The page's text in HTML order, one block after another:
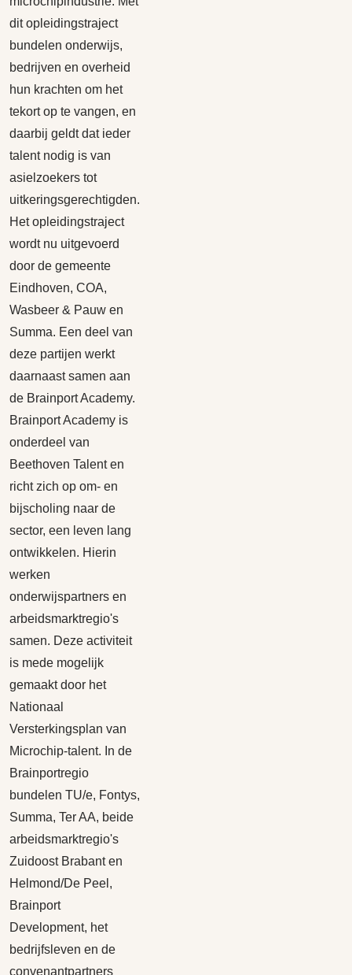
dit opleidingstraject
bundelen onderwijs,
bedrijven en overheid
hun krachten om het
tekort op te vangen, en
daarbij geldt dat ieder
talent nodig is van
asielzoekers tot
uitkeringsgerechtigden.
Het opleidingstraject
wordt nu uitgevoerd
door de gemeente
Eindhoven, COA,
Wasbeer & Pauw en
Summa. Een deel van
deze partijen werkt
daarnaast samen aan
de Brainport Academy.
Brainport Academy is
onderdeel van
Beethoven Talent en
richt zich op om- en
bijscholing naar de
sector, een leven lang
ontwikkelen. Hierin
werken
onderwijspartners en
arbeidsmarktregio's
samen. Deze activiteit
is mede mogelijk
gemaakt door het
Nationaal
Versterkingsplan van
Microchip-talent. In de
Brainportregio
bundelen TU/e, Fontys,
Summa, Ter AA, beide
arbeidsmarktregio's
Zuidoost Brabant en
Helmond/De Peel,
Brainport
Development, het
bedrijfsleven en de
convenantpartners